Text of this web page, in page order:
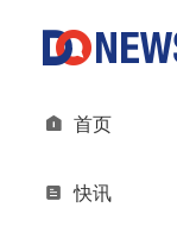
首页
快讯